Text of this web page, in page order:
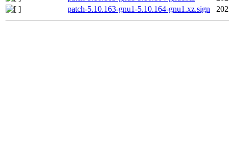
patch-5.10.163-gnu1-5.10.164-gnu1.xz.sign